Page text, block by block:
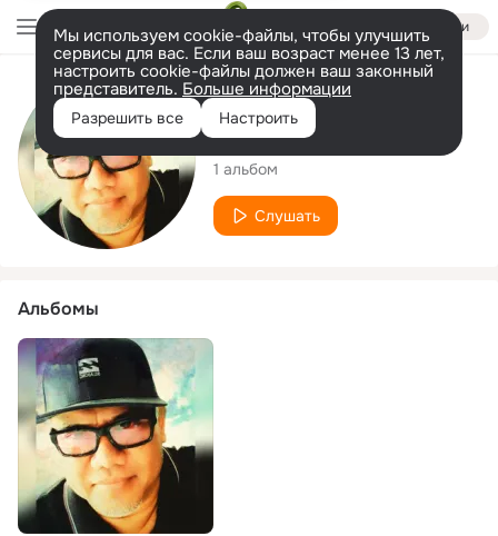
Войти
Мы используем cookie-файлы, чтобы улучшить
сервисы для вас. Если ваш возраст менее 13 лет,
настроить cookie-файлы должен ваш законный
представитель. Больше информации
Разрешить все Настроить
Исполнитель
JOE ZANE
1 альбом
Слушать
Альбомы